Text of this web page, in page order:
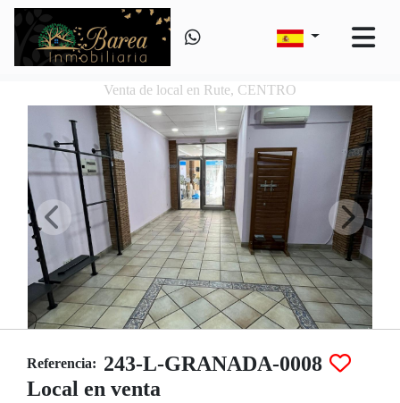
Venta de local en Rute, CENTRO
Referencia: 243-L-GRANADA-0008
Local en venta